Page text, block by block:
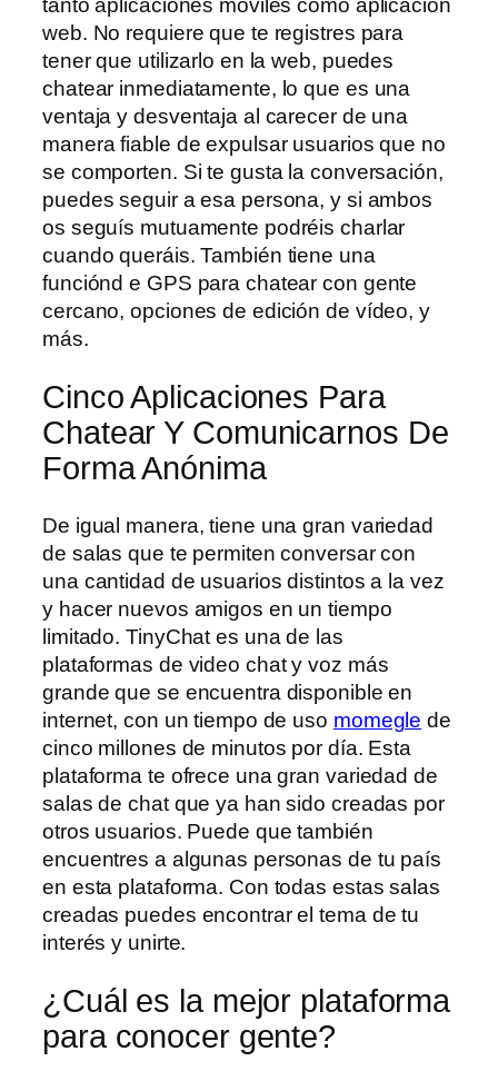
tanto aplicaciones móviles como aplicación
web. No requiere que te registres para
tener que utilizarlo en la web, puedes
chatear inmediatamente, lo que es una
ventaja y desventaja al carecer de una
manera fiable de expulsar usuarios que no
se comporten. Si te gusta la conversación,
puedes seguir a esa persona, y si ambos
os seguís mutuamente podréis charlar
cuando queráis. También tiene una
funciónd e GPS para chatear con gente
cercano, opciones de edición de vídeo, y
más.
Cinco Aplicaciones Para
Chatear Y Comunicarnos De
Forma Anónima
De igual manera, tiene una gran variedad
de salas que te permiten conversar con
una cantidad de usuarios distintos a la vez
y hacer nuevos amigos en un tiempo
limitado. TinyChat es una de las
plataformas de video chat y voz más
grande que se encuentra disponible en
internet, con un tiempo de uso momegle de
cinco millones de minutos por día. Esta
plataforma te ofrece una gran variedad de
salas de chat que ya han sido creadas por
otros usuarios. Puede que también
encuentres a algunas personas de tu país
en esta plataforma. Con todas estas salas
creadas puedes encontrar el tema de tu
interés y unirte.
¿Cuál es la mejor plataforma
para conocer gente?